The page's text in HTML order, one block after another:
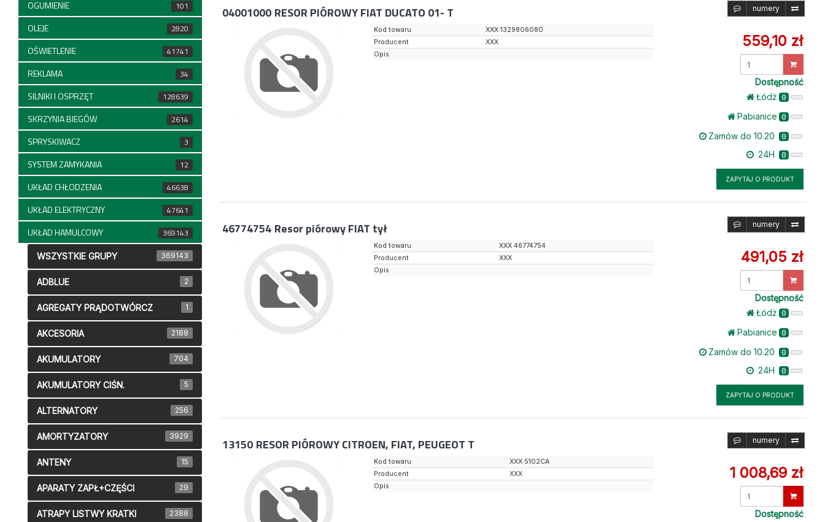
04001000 RESOR PIÓROWY FIAT DUCATO 01- T numery
559,10 zł
Dostępność
Łódż 0
Pabianice 0
Zamów do 10.20 0
24H 0
ZAPYTAJ O PRODUKT
Kod towaru
XXX 1329806080
Producent
XXX
Opis
46774754 Resor piórowy FIAT tył numery
491,05 zł
Dostępność
Łódż 0
Pabianice 0
Zamów do 10.20 0
24H 0
ZAPYTAJ O PRODUKT
Kod towaru
XXX 46774754
Producent
XXX
Opis
13150 RESOR PIÓROWY CITROEN, FIAT, PEUGEOT T numery
1 008,69 zł
Dostępność
Kod towaru
XXX 5102CA
Producent
XXX
Opis
OGUMIENIE 101
OLEJE 2820
OŚWIETLENIE 41741
REKLAMA 34
SILNIKI I OSPRZĘT 128639
SKRZYNIA BIEGÓW 2614
SPRYSKIWACZ 3
SYSTEM ZAMYKANIA 12
UKŁAD CHŁODZENIA 46638
UKŁAD ELEKTRYCZNY 47641
UKŁAD HAMULCOWY 369143
WSZYSTKIE GRUPY 369143
ADBLUE 2
AGREGATY PRĄDOTWÓRCZ 1
AKCESORIA 2188
AKUMULATORY 704
AKUMULATORY CIŚN. 5
ALTERNATORY 256
AMORTYZATORY 3929
ANTENY 15
APARATY ZAPŁ+CZĘŚCI 29
ATRAPY LISTWY KRATKI 2388